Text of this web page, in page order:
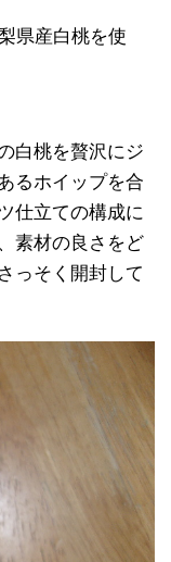
県産白桃を使
白桃を贅沢にジ
るホイップを合
仕立ての構成に
素材の良さをど
っそく開封して